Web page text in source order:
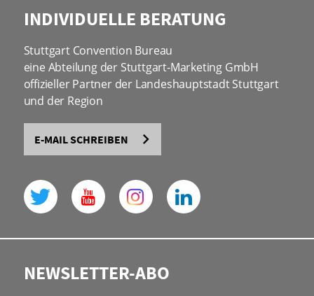
INDIVIDUELLE BERATUNG
Stuttgart Convention Bureau
eine Abteilung der Stuttgart-Marketing GmbH
offizieller Partner der Landeshauptstadt Stuttgart
und der Region
E-MAIL SCHREIBEN
NEWSLETTER-ABO